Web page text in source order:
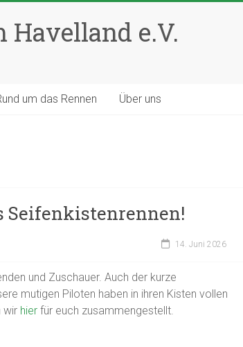
Havelland e.V.
um das Rennen Über uns
Seifenkistenrennen!
14. Juni 2026
und Zuschauer. Auch der kurze
mutigen Piloten haben in ihren Kisten vollen
wir hier für euch zusammengestellt.